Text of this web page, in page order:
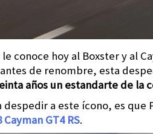
conoce hoy al Boxster y al
de renombre, esta
años un estandarte de la
despedir a este ícono, es que
Cayman GT4 RS.